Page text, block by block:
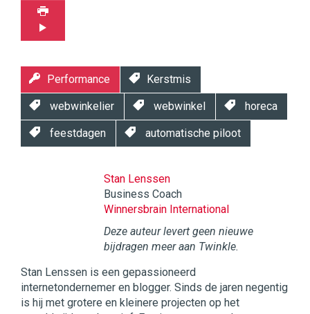
Performance Kerstmis
webwinkelier webwinkel horeca
feestdagen automatische piloot
Stan Lenssen
Business Coach
Winnersbrain International
Deze auteur levert geen nieuwe
bijdragen meer aan Twinkle.
Stan Lenssen is een gepassioneerd
internetondernemer en blogger. Sinds de jaren negentig
is hij met grotere en kleinere projecten op het